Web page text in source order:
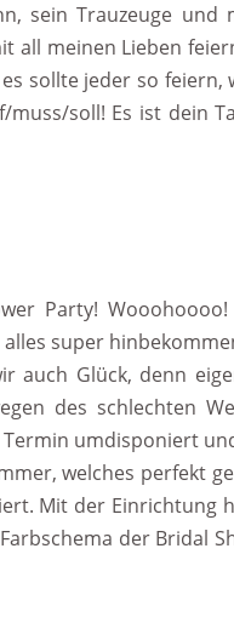
sein Trauzeuge und
all meinen Lieben
sollte jeder so feiern,
soll! Es ist dein
Party! Wooohoooo!
super
auch Glück, denn
des schlechten
Termin umdisponiert
welches perfekt
Mit der Einrichtung
der Bridal